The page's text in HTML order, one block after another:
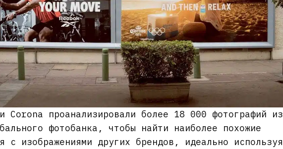
Corona проанализировали более 18 000 фотографий из
фотобанка, чтобы найти наиболее похожие
с изображениями других брендов, идеально используя